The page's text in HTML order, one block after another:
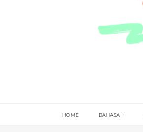
HOME BAHASA